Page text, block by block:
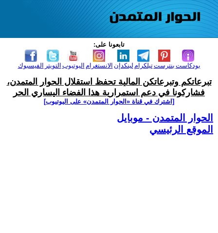
تابعونا على:
الفيسبوك التويتر اليوتيوب الانستغرام لينكدإن تيلكرامبنترست بودكاست
تبرعاتكم وتبرعاتكن المالية تحفظ استقلال الحوار المتمدن،
فشاركونا في دعم استمرارية هذا الفضاء اليساري الحر
[اشترك في قناة ‫«الحوار المتمدن» على اليوتيوب]
الحوار المتمدن - موبايل
الموقع الرئيسي